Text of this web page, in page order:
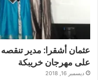
عثمان أشقرا: مدير
على مهرجان خريبكة
ديسمبر 16, 2018